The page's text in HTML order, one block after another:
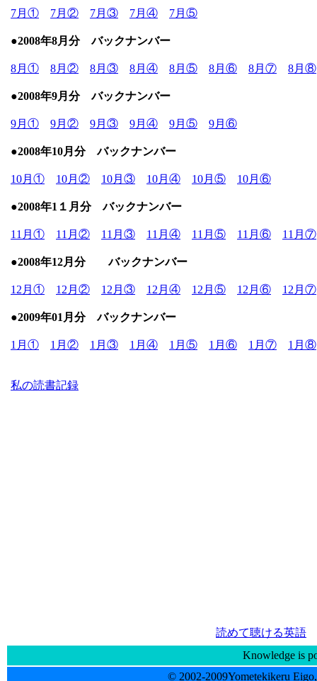
7月① 7月② 7月③ 7月④ 7月⑤
●2008年8月分 バックナンバー
8月① 8月② 8月③ 8月④ 8月⑤ 8月⑥ 8月⑦ 8月⑧
●2008年9月分 バックナンバー
9月① 9月② 9月③ 9月④ 9月⑤ 9月⑥
●2008年10月分 バックナンバー
10月① 10月② 10月③ 10月④ 10月⑤ 10月⑥
●2008年1１月分 バックナンバー
11月① 11月② 11月③ 11月④ 11月⑤ 11月⑥ 11月⑦
●2008年12月分 バックナンバー
12月① 12月② 12月③ 12月④ 12月⑤ 12月⑥ 12月⑦
●2009年01月分 バックナンバー
1月① 1月② 1月③ 1月④ 1月⑤ 1月⑥ 1月⑦ 1月⑧
私の読書記録
読めて聴ける英語
Knowledge is
© 2002-2009Yometekikeru